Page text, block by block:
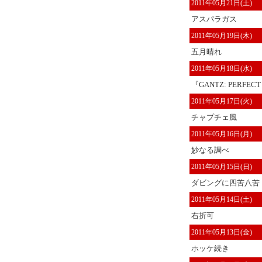
2011年05月21日(土)
アスパラガス
2011年05月19日(木)
五月晴れ
2011年05月18日(水)
『GANTZ:
2011年05月17日(火)
チャプチェ風
2011年05月16日(月)
妙なる調べ
2011年05月15日(日)
ダビングに四苦八苦
2011年05月14日(土)
右折可
2011年05月13日(金)
ホッケ続き